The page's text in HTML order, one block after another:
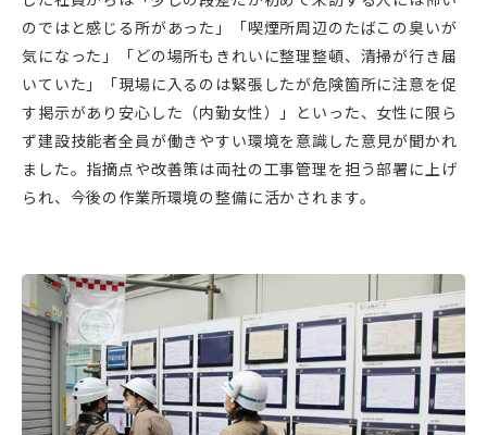
のではと感じる所があった」「喫煙所周辺のたばこの臭いが
気になった」「どの場所もきれいに整理整頓、清掃が行き届
いていた」「現場に入るのは緊張したが危険箇所に注意を促
す掲示があり安心した（内勤女性）」といった、女性に限ら
ず建設技能者全員が働きやすい環境を意識した意見が聞かれ
ました。指摘点や改善策は両社の工事管理を担う部署に上げ
られ、今後の作業所環境の整備に活かされます。